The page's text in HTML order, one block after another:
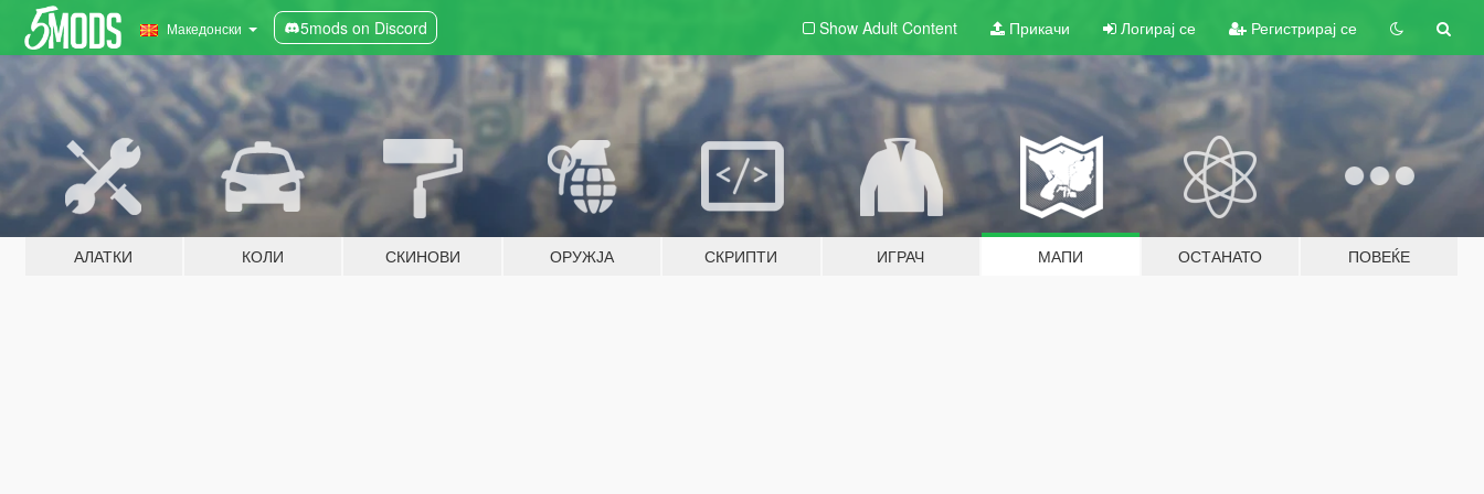
Македонски 5mods on Discord Show Adult Content Прикачи Логирај се Регистрирај се
АЛАТКИ КОЛИ СКИНОВИ ОРУЖЈА СКРИПТИ ИГРАЧ МАПИ ОСТАНАТО ПОВЕЌЕ